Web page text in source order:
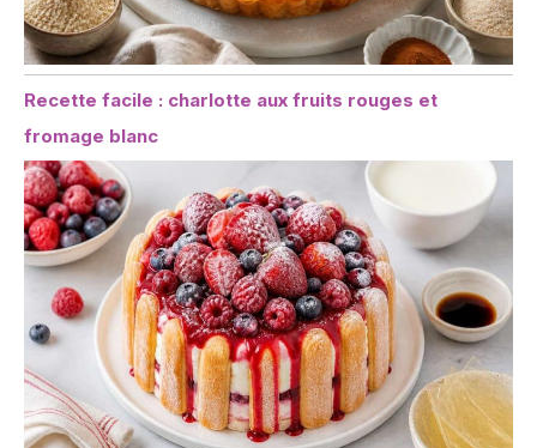
Recette facile : charlotte aux fruits rouges et
fromage blanc